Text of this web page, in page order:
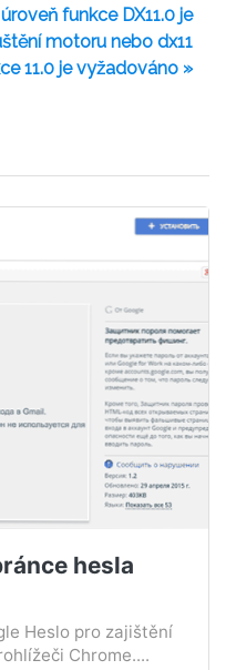
funkce DX11.0 je
motoru nebo dx11
11.0 je vyžadováno »
hesla
Heslo pro zajištění
Chrome....